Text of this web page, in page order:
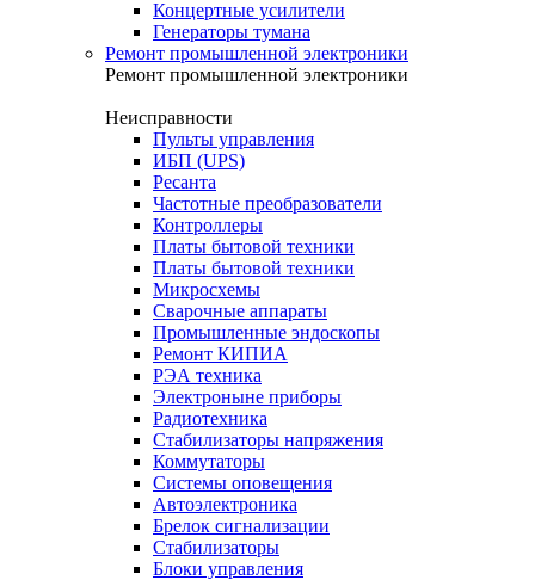
Концертные усилители
Генераторы тумана
Ремонт промышленной электроники
Ремонт промышленной электроники
Неисправности
Пульты управления
ИБП (UPS)
Ресанта
Частотные преобразователи
Контроллеры
Платы бытовой техники
Платы бытовой техники
Микросхемы
Сварочные аппараты
Промышленные эндоскопы
Ремонт КИПИА
РЭА техника
Электроныне приборы
Радиотехника
Стабилизаторы напряжения
Коммутаторы
Системы оповещения
Автоэлектроника
Брелок сигнализации
Стабилизаторы
Блоки управления